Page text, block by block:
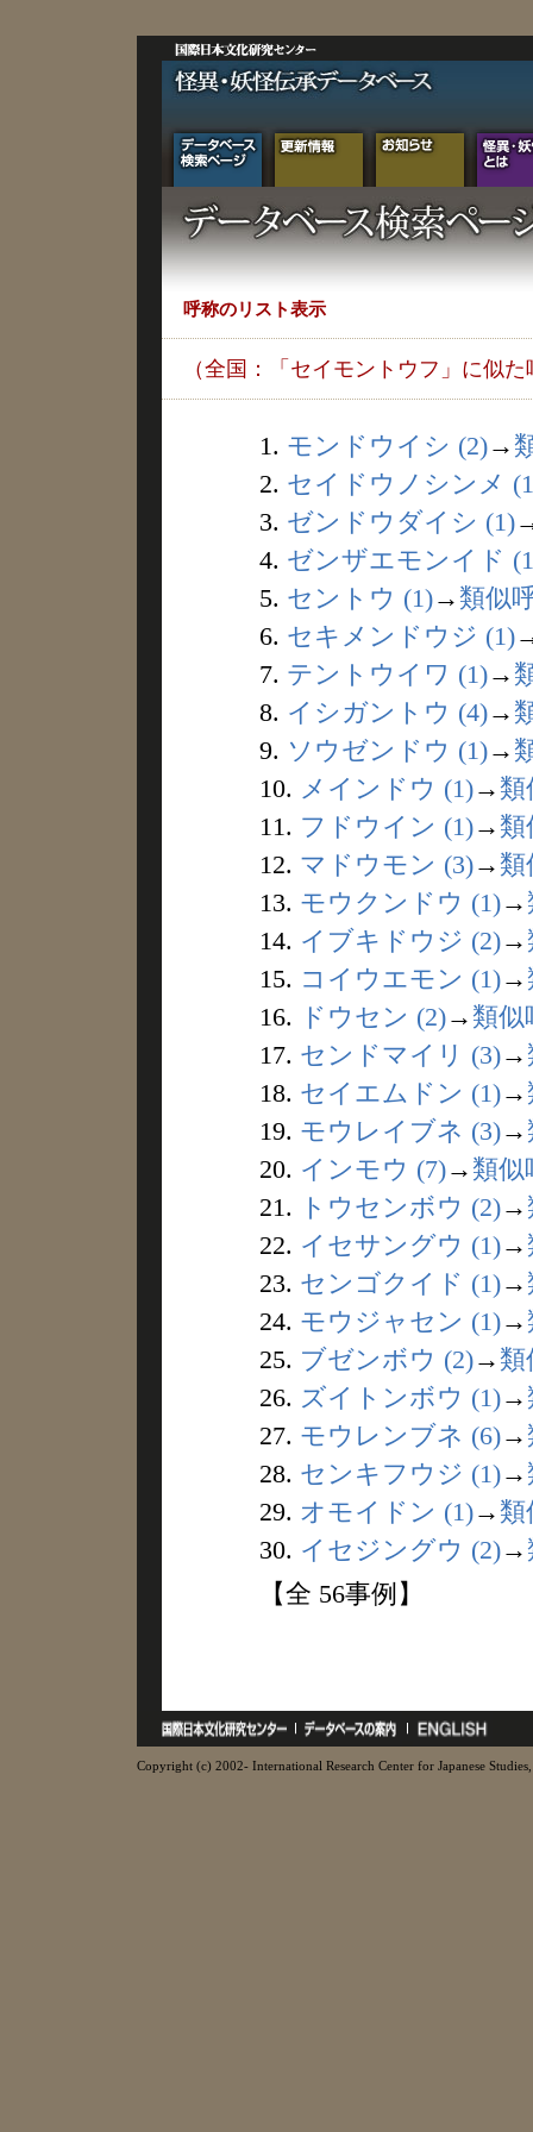
呼称のリスト表示
（全国：「セイモントウフ」に似た
1. モンドウイシ (2)→
2. セイドウノシンメ
3. ゼンドウダイシ (1)
4. ゼンザエモンイド
5. セントウ (1)→ 類似
6. セキメンドウジ (1)
7. テントウイワ (1)→
8. イシガントウ (4)→
9. ソウゼンドウ (1)→
10. メインドウ (1)→ 類
11. フドウイン (1)→ 類
12. マドウモン (3)→ 類
13. モウクンドウ (1)→
14. イブキドウジ (2)→
15. コイウエモン (1)→
16.
ドウセン (2)→ 類似
17. センドマイリ (3)→
18. セイエムドン (1)→
19. モウレイブネ (3)→
20. インモウ (7)→ 類似
21.
トウセンボウ (2)→
22. イセサングウ (1)→
23. センゴクイド (1)→
24. モウジャセン (1)→
25. ブゼンボウ (2)→ 類
26. ズイトンボウ (1)→
27. モウレンブネ (6)→
28. センキフウジ (1)→
29. オモイドン (1)→ 類
30. イセジングウ (2)→
【全 56事例】
Copyright (c) 2002- International Research Center for Japanese